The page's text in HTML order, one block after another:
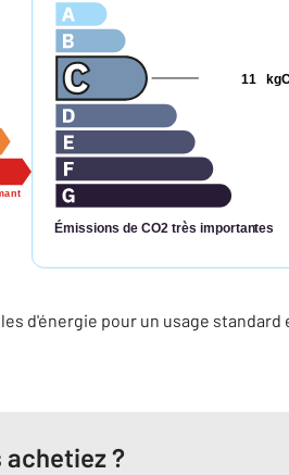
Émissions de CO2 très importantes
11
d'énergie pour un usage
achetiez ?